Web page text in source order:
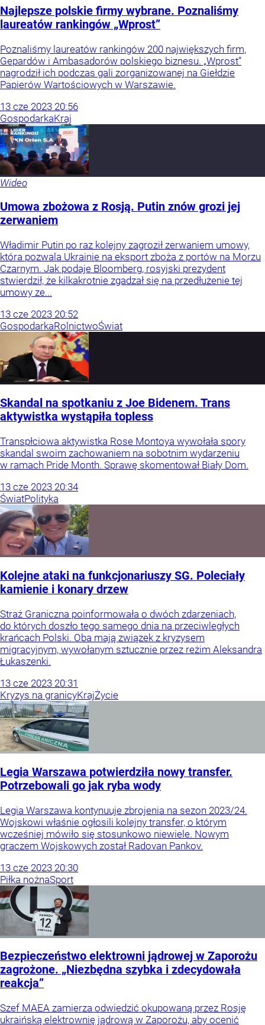
Najlepsze polskie firmy wybrane. Poznaliśmy
laureatów rankingów „Wprost”
Poznaliśmy laureatów rankingów 200 największych firm,
Gepardów i Ambasadorów polskiego biznesu. „Wprost”
nagrodził ich podczas gali zorganizowanej na Giełdzie
Papierów Wartościowych w Warszawie.
13 cze 2023 20:56
GospodarkaKraj
Wideo
Umowa zbożowa z Rosją. Putin znów grozi jej
zerwaniem
Władimir Putin po raz kolejny zagroził zerwaniem umowy,
która pozwala Ukrainie na eksport zboża z portów na Morzu
Czarnym. Jak podaje Bloomberg, rosyjski prezydent
stwierdził, że kilkakrotnie zgadzał się na przedłużenie tej
umowy ze...
13 cze 2023 20:52
GospodarkaRolnictwoŚwiat
Skandal na spotkaniu z Joe Bidenem. Trans
aktywistka wystąpiła topless
Transpłciowa aktywistka Rose Montoya wywołała spory
skandal swoim zachowaniem na sobotnim wydarzeniu
w ramach Pride Month. Sprawę skomentował Biały Dom.
13 cze 2023 20:34
ŚwiatPolityka
Kolejne ataki na funkcjonariuszy SG. Poleciały
kamienie i konary drzew
Straż Graniczna poinformowała o dwóch zdarzeniach,
do których doszło tego samego dnia na przeciwległych
krańcach Polski. Oba mają związek z kryzysem
migracyjnym, wywołanym sztucznie przez reżim Aleksandra
Łukaszenki.
13 cze 2023 20:31
Kryzys na granicyKrajŻycie
Legia Warszawa potwierdziła nowy transfer.
Potrzebowali go jak ryba wody
Legia Warszawa kontynuuje zbrojenia na sezon 2023/24.
Wojskowi właśnie ogłosili kolejny transfer, o którym
wcześniej mówiło się stosunkowo niewiele. Nowym
graczem Wojskowych został Radovan Pankov.
13 cze 2023 20:30
Piłka nożnaSport
Bezpieczeństwo elektrowni jądrowej w Zaporożu
zagrożone. „Niezbędna szybka i zdecydowała
reakcja”
Szef MAEA zamierza odwiedzić okupowaną przez Rosję
ukraińską elektrownię jądrową w Zaporożu, aby ocenić